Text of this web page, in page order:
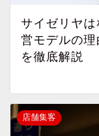
サイゼリヤ
営モデルの
を徹底解説
店舗集客